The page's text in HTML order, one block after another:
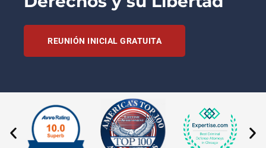
REUNIÓN INICIAL GRATUITA